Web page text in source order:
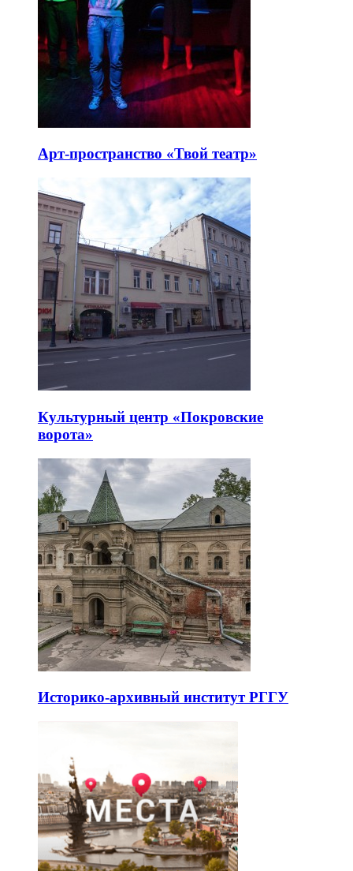
Арт-пространство «Твой театр»
Культурный центр «Покровские
ворота»
Историко-архивный институт РГГУ